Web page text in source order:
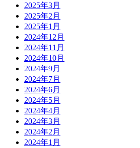
2025年3月
2025年2月
2025年1月
2024年12月
2024年11月
2024年10月
2024年9月
2024年7月
2024年6月
2024年5月
2024年4月
2024年3月
2024年2月
2024年1月